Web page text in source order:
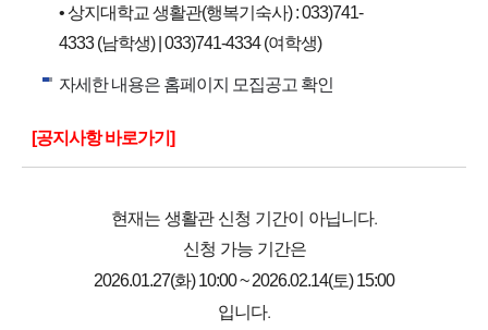
• 상지대학교 생활관(행복기숙사) : 033)741-
4333 (남학생) | 033)741-4334 (여학생)
자세한 내용은 홈페이지 모집공고 확인
[공지사항 바로가기]
현재는 생활관 신청 기간이 아닙니다.
신청 가능 기간은
2026.01.27(화) 10:00 ~ 2026.02.14(토) 15:00
입니다.